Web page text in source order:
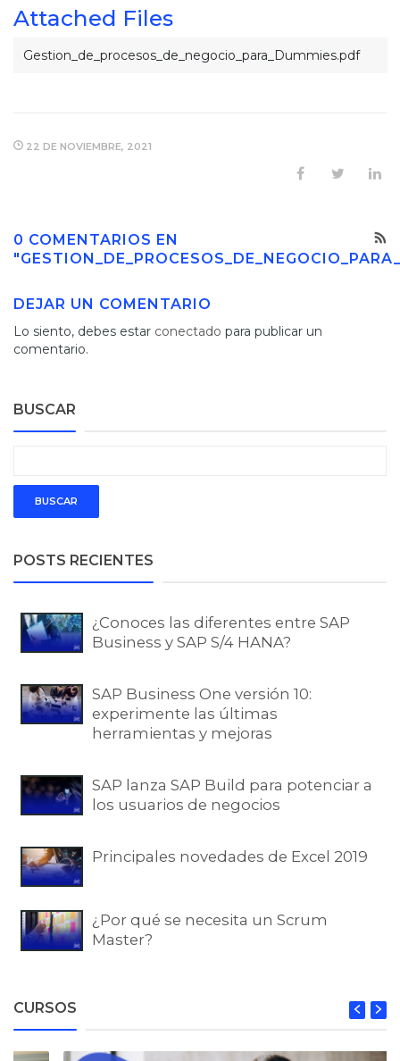
Attached Files
Gestion_de_procesos_de_negocio_para_Dummies.pdf
22 DE NOVIEMBRE, 2021
0 COMENTARIOS EN
DEJAR UN COMENTARIO
Lo siento, debes estar conectado para publicar un
comentario.
BUSCAR
POSTS RECIENTES
¿Conoces las diferentes entre SAP
Business y SAP S/4 HANA?
SAP Business One versión 10:
experimente las últimas
herramientas y mejoras
SAP lanza SAP Build para potenciar a
los usuarios de negocios
Principales novedades de Excel 2019
¿Por qué se necesita un Scrum
Master?
CURSOS